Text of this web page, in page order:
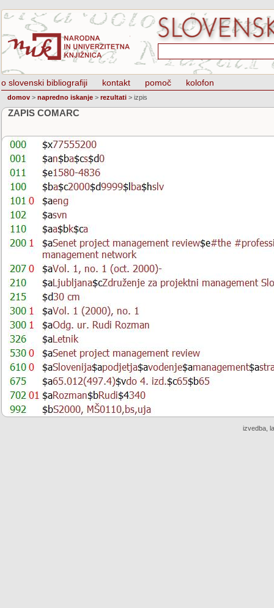
o slovenski bibliografiji kontakt pomoč kolofon
domov > napredno iskanje > rezultati > izpis
ZAPIS COMARC
izvedba,